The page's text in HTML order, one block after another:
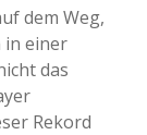
dem Weg,
in einer
das
Rekord